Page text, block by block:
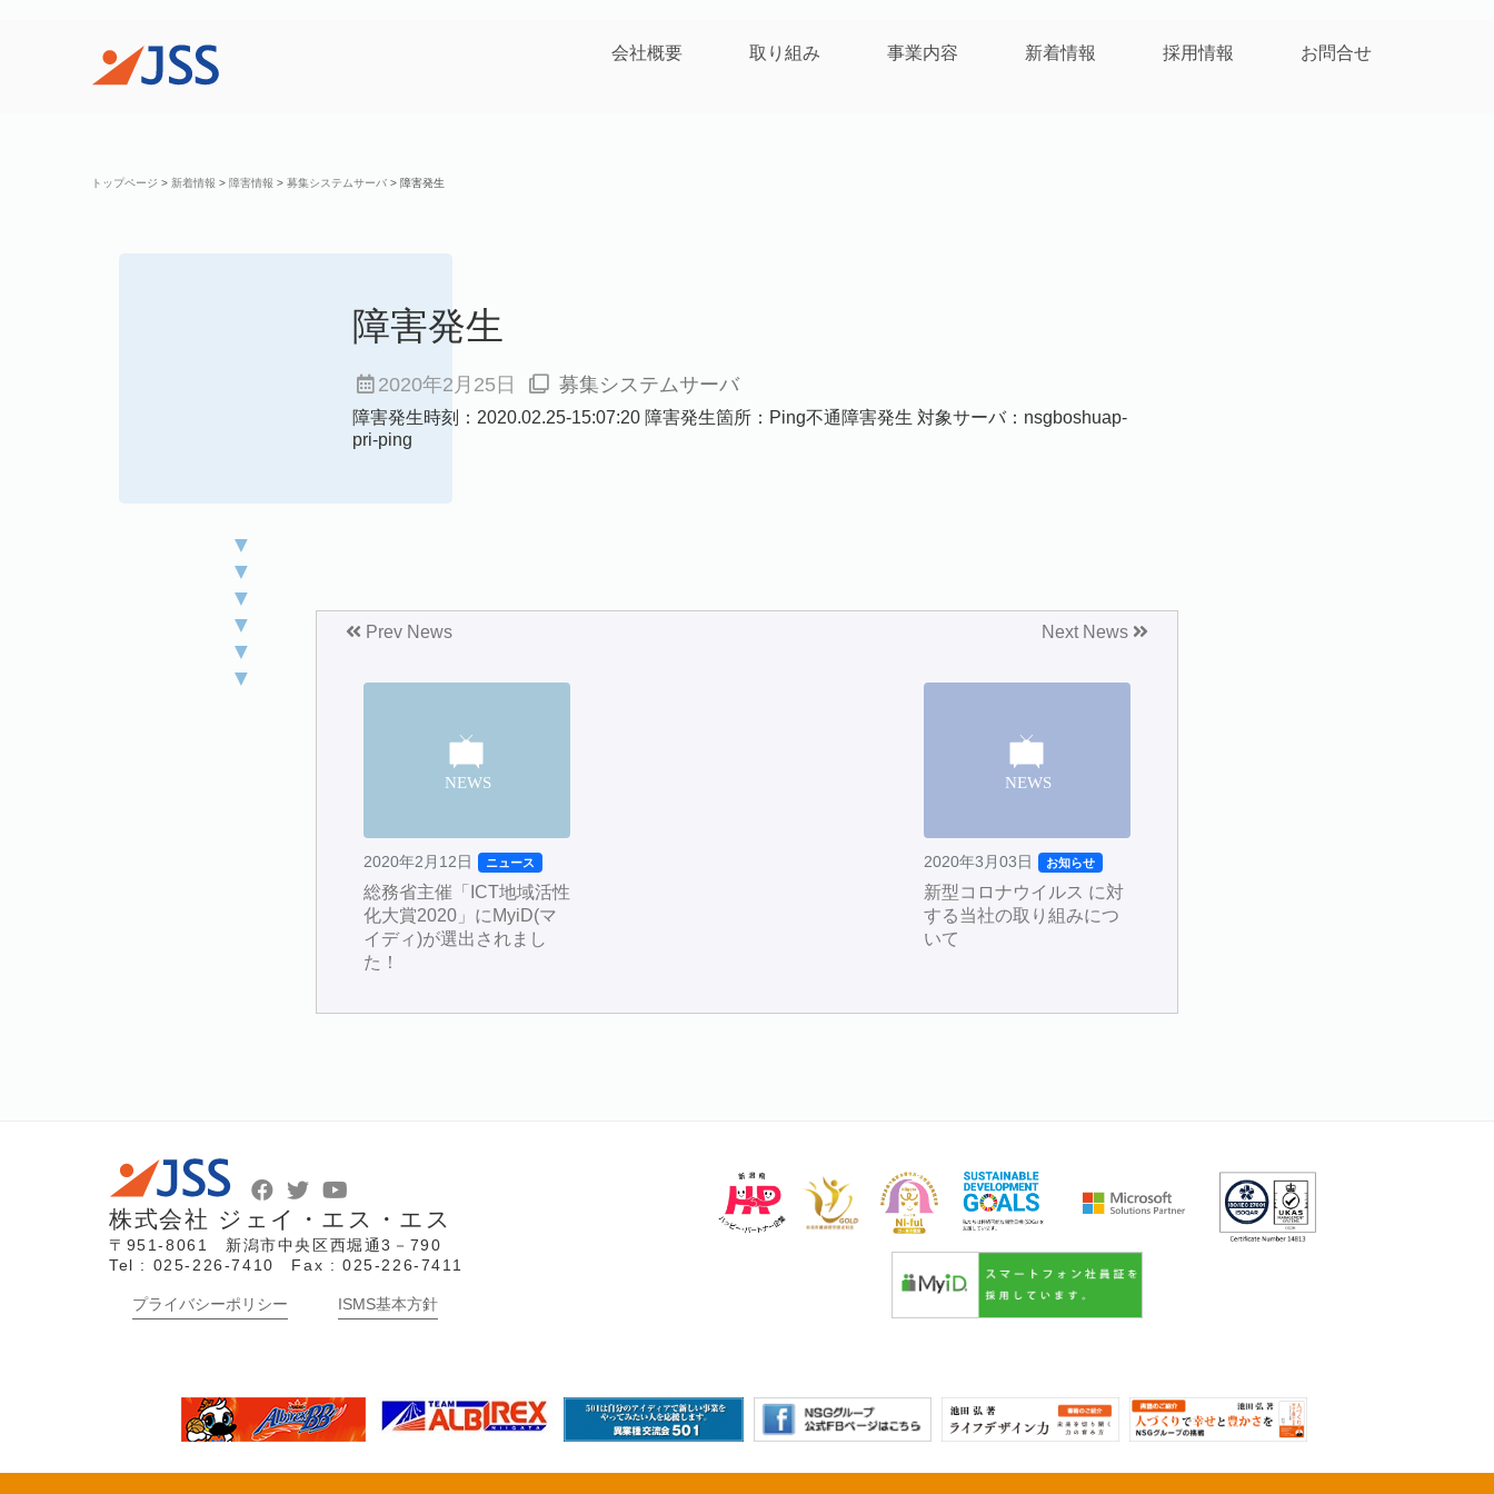
会社概要 取り組み 事業内容 新着情報 採用情報 お問合せ
トップページ > 新着情報 > 障害情報 > 募集システムサーバ > 障害発生
▼
▼
▼
▼
▼
▼
障害発生
2020年2月25日 募集システムサーバ
障害発生時刻：2020.02.25-15:07:20 障害発生箇所：Ping不通障害発生 対象サーバ：nsgboshuap-
pri-ping
Prev News
2020年2月12日 ニュース
総務省主催「ICT地域活性
化大賞2020」にMyiD(マ
イディ)が選出されまし
た！
Next News
2020年3月03日 お知らせ
新型コロナウイルス に対
する当社の取り組みにつ
いて
株式会社 ジェイ・エス・エス
〒951-8061 新潟市中央区西堀通3－790
Tel : 025-226-7410 Fax : 025-226-7411
プライバシーポリシー ISMS基本方針